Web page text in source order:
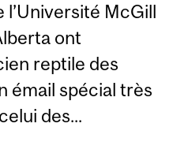
l’Université McGill
ont
reptile des
émail spécial très
des...